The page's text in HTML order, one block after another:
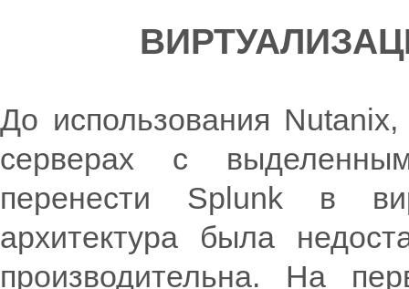
До использования
серверах с
перенести Splunk в
архитектура была
производительна. На